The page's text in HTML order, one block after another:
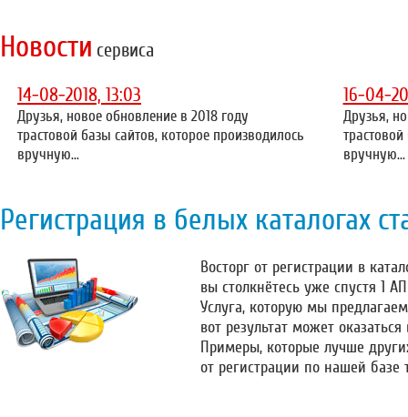
Новости сервиса
14-08-2018, 13:03
Друзья, новое обновление в 2018 году
трастовой базы сайтов, которое производилось
вручную...
16-04-
Друзья,
вручную...
Регистрация в белых каталогах
Восторг от регистрации в
вы столкнётесь уже спустя 1
Услуга, которую мы
вот результат может
Примеры, которые лучше
от регистрации по нашей базе